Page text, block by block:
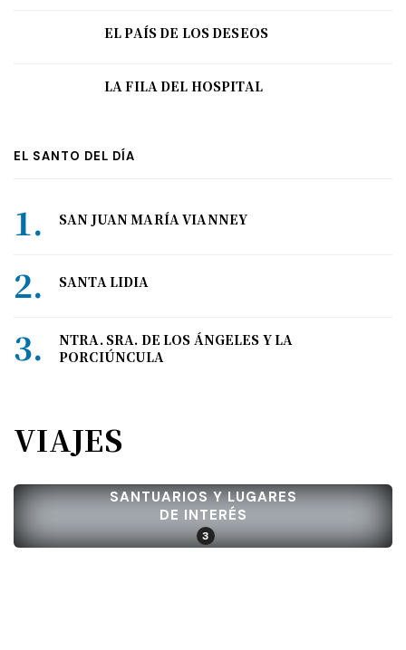
EL PAÍS DE LOS DESEOS
LA FILA DEL HOSPITAL
EL SANTO DEL DÍA
SAN JUAN MARÍA VIANNEY
SANTA LIDIA
NTRA. SRA. DE LOS ÁNGELES Y LA
PORCIÚNCULA
VIAJES
SANTUARIOS Y LUGARES
DE INTERÉS
3